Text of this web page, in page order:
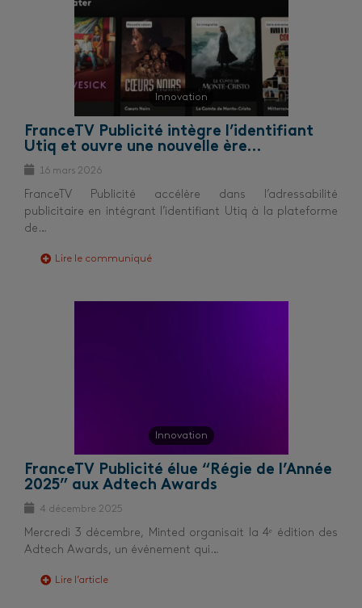
Innovation
FranceTV Publicité intègre l’identifiant
Utiq et ouvre une nouvelle ère…
16 mars 2026
FranceTV Publicité accélère dans l’adressabilité
publicitaire en intégrant l’identifiant Utiq à la plateforme
de…
Lire le communiqué
Innovation
FranceTV Publicité élue “Régie de l’Année
2025” aux Adtech Awards
4 décembre 2025
Mercredi 3 décembre, Minted organisait la 4ᵉ édition des
Adtech Awards, un événement qui…
Lire l’article